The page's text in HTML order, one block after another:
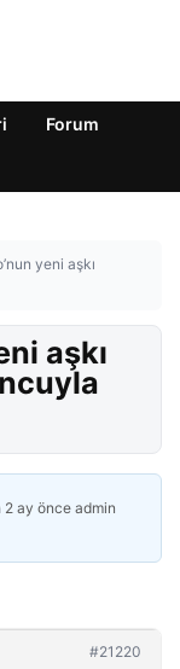
Forum
yeni aşkı
aşkı
2 ay önce admin
#21220